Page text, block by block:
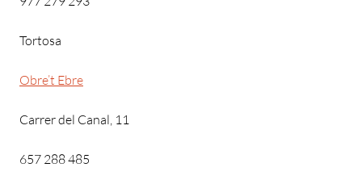
Tortosa
Obre’t Ebre
Carrer del Canal, 11
657 288 485